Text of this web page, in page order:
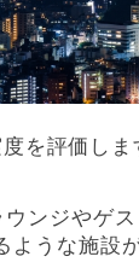
を評価しま
ンジやゲ
ような施設